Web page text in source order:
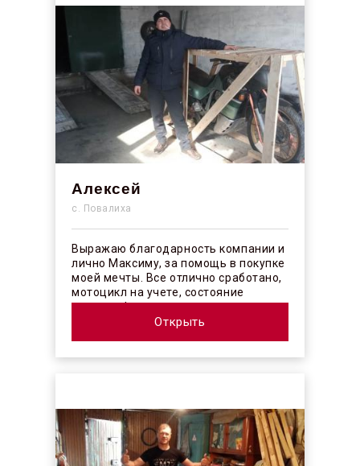
Алексей
с. Повалиха
Выражаю благодарность компании и
лично Максиму, за помощь в покупке
моей мечты. Все отлично сработано,
мотоцикл на учете, состояние
отличное! ...
Открыть